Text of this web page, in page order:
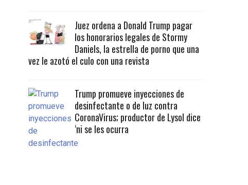
Juez ordena a Donald Trump pagar
los honorarios legales de Stormy
Daniels, la estrella de porno que una
vez le azotó el culo con una revista
Trump promueve inyecciones de
desinfectante o de luz contra
CoronaVirus; productor de Lysol dice
‘ni se les ocurra